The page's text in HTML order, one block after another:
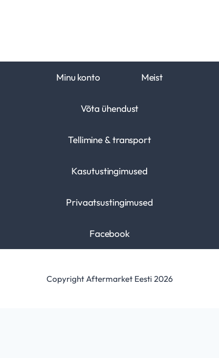
Minu konto Meist
Võta ühendust
Tellimine & transport
Kasutustingimused
Privaatsustingimused
Facebook
Copyright Aftermarket Eesti 2026